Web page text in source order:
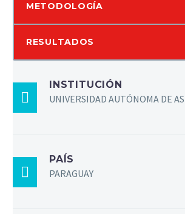
METODOLOGÍA
RESULTADOS
INSTITUCIÓN
UNIVERSIDAD AUTÓNOMA DE
PAÍS
PARAGUAY